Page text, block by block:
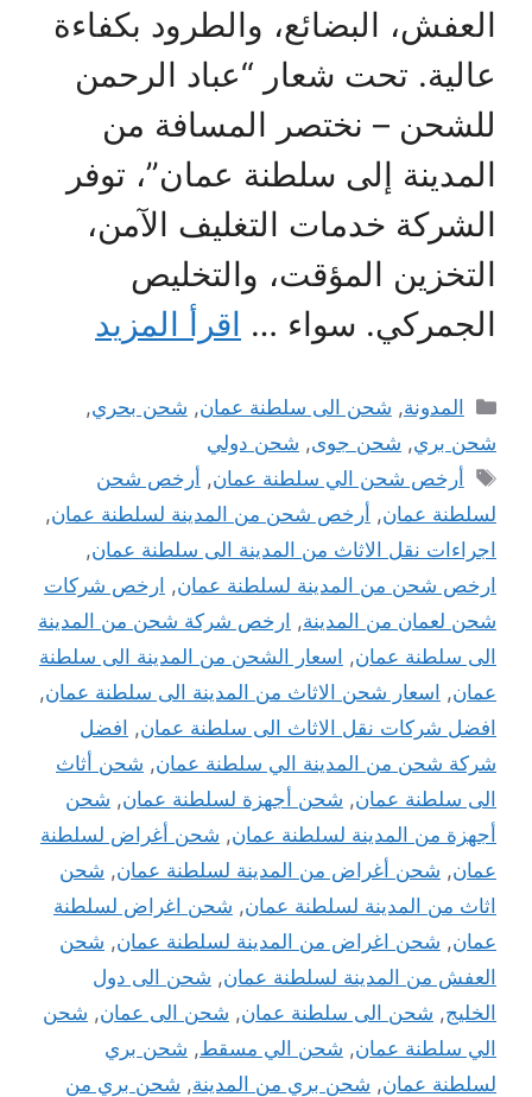
العفش، البضائع، والطرود بكفاءة
عالية. تحت شعار “عباد الرحمن
للشحن – نختصر المسافة من
المدينة إلى سلطنة عمان”، توفر
الشركة خدمات التغليف الآمن،
التخزين المؤقت، والتخليص
الجمركي. سواء … اقرأ المزيد
التصنيفات
المدونة, شحن الى سلطنة عمان, شحن بحري,
شحن بري, شحن جوى, شحن دولي
الوسوم
أرخص شحن الي سلطنة عمان, أرخص شحن
لسلطنة عمان, أرخص شحن من المدينة لسلطنة عمان,
اجراءات نقل الاثاث من المدينة الى سلطنة عمان,
ارخص شحن من المدينة لسلطنة عمان, ارخص شركات
شحن لعمان من المدينة, ارخص شركة شحن من المدينة
الى سلطنة عمان, اسعار الشحن من المدينة الى سلطنة
عمان, اسعار شحن الاثاث من المدينة الى سلطنة عمان,
افضل شركات نقل الاثاث الى سلطنة عمان, افضل
شركة شحن من المدينة الي سلطنة عمان, شحن أثاث
الى سلطنة عمان, شحن أجهزة لسلطنة عمان, شحن
أجهزة من المدينة لسلطنة عمان, شحن أغراض لسلطنة
عمان, شحن أغراض من المدينة لسلطنة عمان, شحن
اثاث من المدينة لسلطنة عمان, شحن اغراض لسلطنة
عمان, شحن اغراض من المدينة لسلطنة عمان, شحن
العفش من المدينة لسلطنة عمان, شحن الى دول
الخليج, شحن الى سلطنة عمان, شحن الى عمان, شحن
الي سلطنة عمان, شحن الي مسقط, شحن بري
لسلطنة عمان, شحن بري من المدينة, شحن بري من